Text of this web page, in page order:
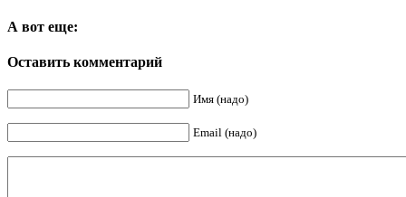
А вот еще:
Оставить комментарий
Имя (надо)
Email (надо)